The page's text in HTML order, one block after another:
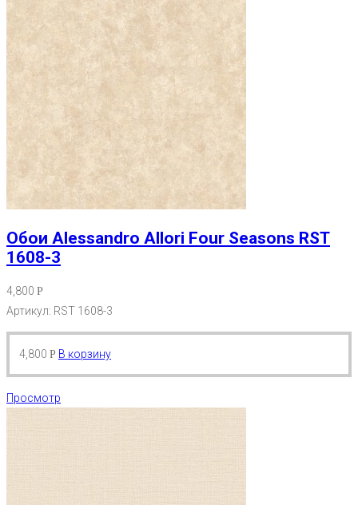
Обои Alessandro Allori Four Seasons RST
1608-3
4,800 Р
Артикул: RST 1608-3
4,800 Р В корзину
Просмотр